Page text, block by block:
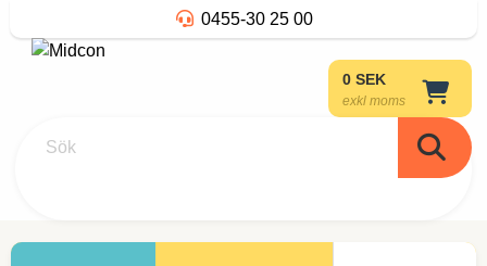
0455-30 25 00
0 SEK
exkl moms
Sök